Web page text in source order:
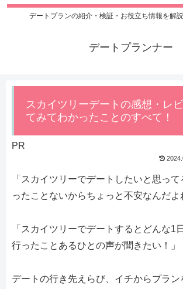
デートプランの紹介・検証・お役立ち情報を解
デートプランナー
スカイツリーデートの感想・レ
てみてわかったことのすべて！
PR
「スカイツリーでデートしたいと思っ
ったことないからちょっと不安なんだよ
「スカイツリーでデートするとどんな
行ったことあるひとの声が聞きたい！」
デートの行き先えらび、イチからプラン